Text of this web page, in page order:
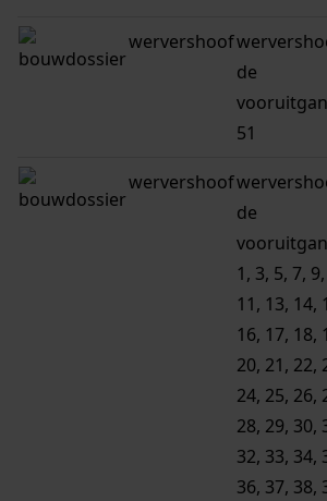
wervershoof
de
51
wervershoof
de
1, 3, 5, 7, 9,
11, 13, 14,
16, 17, 18,
20, 21, 22,
24, 25, 26,
28, 29, 30,
32, 33, 34,
36, 37, 38,